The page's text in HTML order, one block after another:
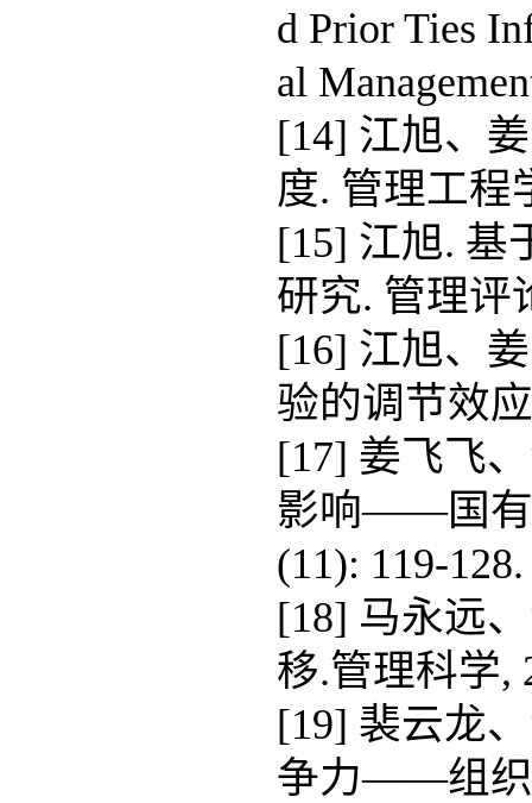
d Prior Ties
al
[14] 江旭、
度. 管理工程
[15] 江旭. 基
研究. 管理评
[16] 江旭、
验的调节效
[17] 姜飞飞
影响——国有
(11): 119-128.
[18] 马永远
移.管理科学,
[19] 裴云龙
争力——组织